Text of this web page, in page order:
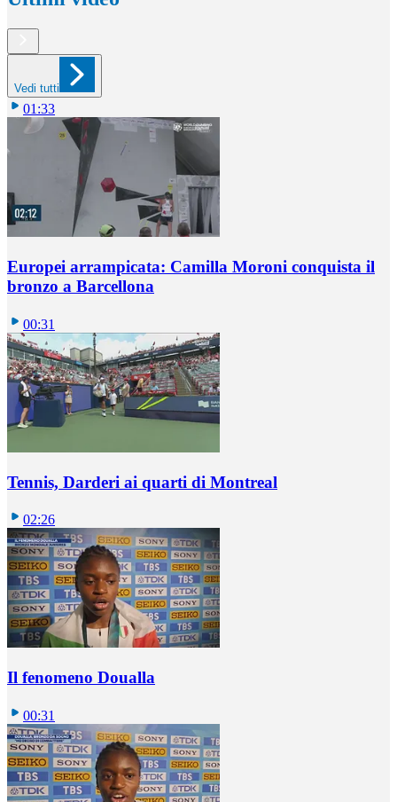
Vedi tutti
01:33
Europei arrampicata: Camilla Moroni conquista il
bronzo a Barcellona
00:31
Tennis, Darderi ai quarti di Montreal
02:26
Il fenomeno Doualla
00:31